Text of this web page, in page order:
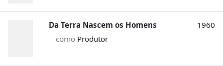
Da Terra Nascem os Homens
como Produtor
1960